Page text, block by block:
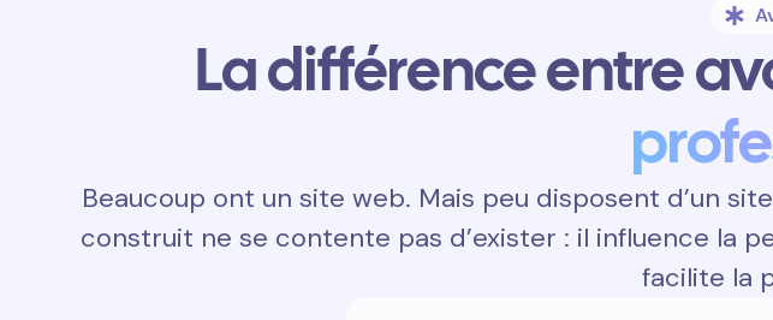
La différence entre
Beaucoup ont un site web. Mais peu disposent d’un
construit ne se contente pas d’exister : il influence la
facilite la